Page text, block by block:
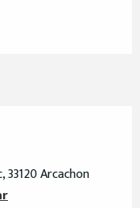
33120 Arcachon